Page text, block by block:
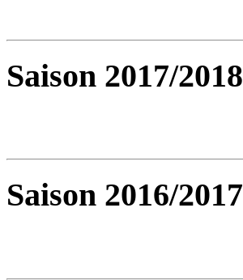
Saison 2017/2018
Saison 2016/2017